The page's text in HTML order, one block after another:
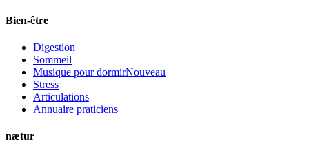
Bien-être
Digestion
Sommeil
Musique pour dormirNouveau
Stress
Articulations
Annuaire praticiens
nætur